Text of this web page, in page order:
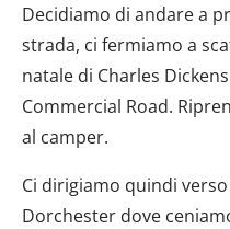
Decidiamo di andare a
strada, ci fermiamo a
natale di Charles
Commercial Road.
al camper.
Ci dirigiamo quindi
Dorchester dove